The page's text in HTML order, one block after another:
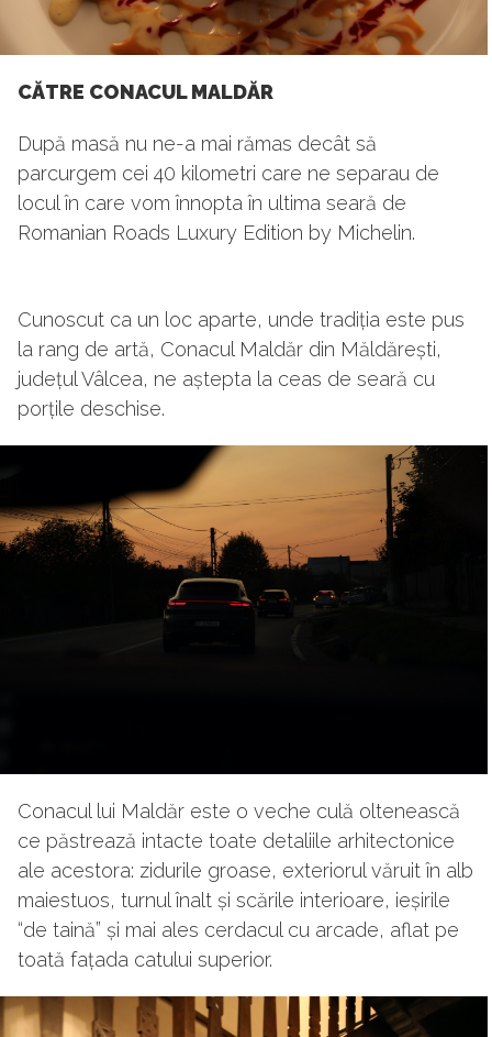
CĂTRE CONACUL MALDĂR
După masă nu ne-a mai rămas decât să
parcurgem cei 40 kilometri care ne separau de
locul în care vom înnopta în ultima seară de
Romanian Roads Luxury Edition by Michelin.
Cunoscut ca un loc aparte, unde tradiția este pus
la rang de artă, Conacul Maldăr din Măldărești,
județul Vâlcea, ne aștepta la ceas de seară cu
porțile deschise.
Conacul lui Maldăr este o veche culă oltenească
ce păstrează intacte toate detaliile arhitectonice
ale acestora: zidurile groase, exteriorul văruit în alb
maiestuos, turnul înalt și scările interioare, ieșirile
“de taină” și mai ales cerdacul cu arcade, aflat pe
toată fațada catului superior.